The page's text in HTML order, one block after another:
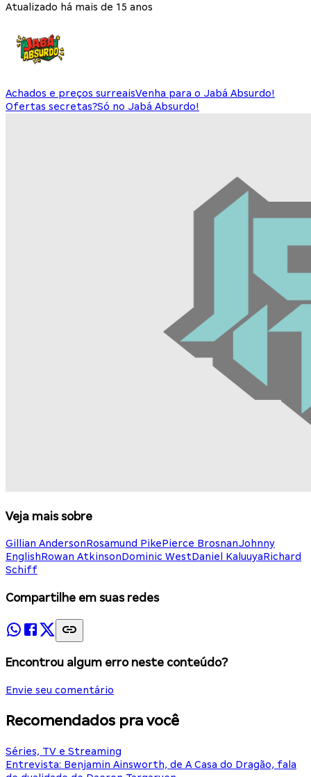
Atualizado há mais de 15 anos
Achados e preços surreaisVenha para o Jabá Absurdo!
Ofertas secretas?Só no Jabá Absurdo!
Veja mais sobre
Gillian AndersonRosamund PikePierce BrosnanJohnny
EnglishRowan AtkinsonDominic WestDaniel KaluuyaRichard
Schiff
Compartilhe em suas redes
Encontrou algum erro neste conteúdo?
Envie seu comentário
Recomendados pra você
Séries, TV e Streaming
Entrevista: Benjamin Ainsworth, de A Casa do Dragão, fala